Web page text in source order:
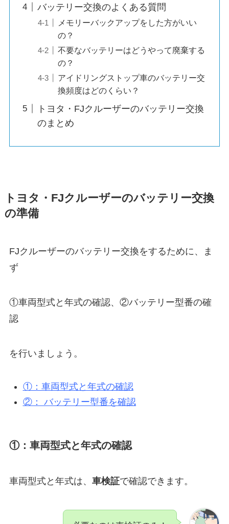
バッテリー交換のよくある質問
メモリーバックアップをした方がいい
の？
不要なバッテリーはどうやって廃棄する
の？
アイドリングストップ車のバッテリー交
換頻度はどのくらい？
トヨタ・FJクルーザーのバッテリー交換
のまとめ
トヨタ・FJクルーザーのバッテリー交換
の準備
FJクルーザーのバッテリー交換をするために、ま
ず
①車両型式と年式の確認、②バッテリー型番の確
認
を行いましょう。
①：車両型式と年式の確認
②： バッテリー型番を確認
①：車両型式と年式の確認
車両型式と年式は、 車検証で確認できます。